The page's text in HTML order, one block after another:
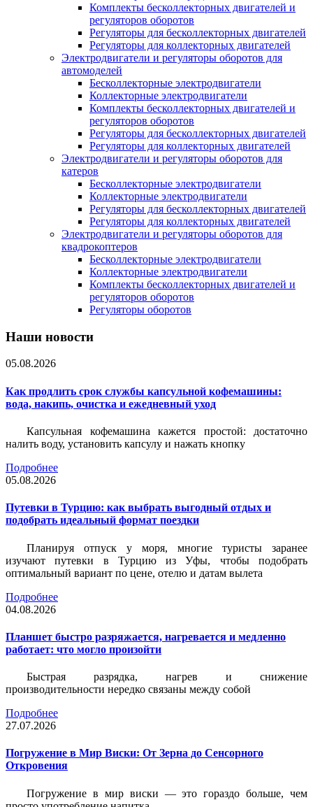
Комплекты бесколлекторных двигателей и
регуляторов оборотов
Регуляторы для бесколлекторных двигателей
Регуляторы для коллекторных двигателей
Электродвигатели и регуляторы оборотов для
автомоделей
Бесколлекторные электродвигатели
Коллекторные электродвигатели
Комплекты бесколлекторных двигателей и
регуляторов оборотов
Регуляторы для бесколлекторных двигателей
Регуляторы для коллекторных двигателей
Электродвигатели и регуляторы оборотов для
катеров
Бесколлекторные электродвигатели
Коллекторные электродвигатели
Регуляторы для бесколлекторных двигателей
Регуляторы для коллекторных двигателей
Электродвигатели и регуляторы оборотов для
квадрокоптеров
Бесколлекторные электродвигатели
Коллекторные электродвигатели
Комплекты бесколлекторных двигателей и
регуляторов оборотов
Регуляторы оборотов
Наши новости
05.08.2026
Как продлить срок службы капсульной кофемашины:
вода, накипь, очистка и ежедневный уход
Капсульная кофемашина кажется простой: достаточно
налить воду, установить капсулу и нажать кнопку
Подробнее
05.08.2026
Путевки в Турцию: как выбрать выгодный отдых и
подобрать идеальный формат поездки
Планируя отпуск у моря, многие туристы заранее
изучают путевки в Турцию из Уфы, чтобы подобрать
оптимальный вариант по цене, отелю и датам вылета
Подробнее
04.08.2026
Планшет быстро разряжается, нагревается и медленно
работает: что могло произойти
Быстрая разрядка, нагрев и снижение
производительности нередко связаны между собой
Подробнее
27.07.2026
Погружение в Мир Виски: От Зерна до Сенсорного
Откровения
Погружение в мир виски — это гораздо больше, чем